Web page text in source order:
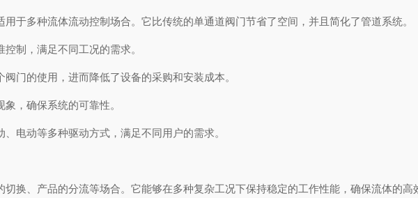
多种流体流动控制场合。它比传统的单通道阀门节省了空间，并且简化了管道系统。
制，满足不同工况的需求。
的使用，进而降低了设备的采购和安装成本。
，确保系统的可靠性。
动等多种驱动方式，满足不同用户的需求。
、产品的分流等场合。它能够在多种复杂工况下保持稳定的工作性能，确保流体的高